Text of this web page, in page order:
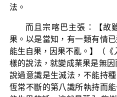
法。
而且宗喀巴主張：【故
果。以是當知，有一類有情
能生自果，因果不亂。】（
樣的說法，就變成業果是無
說過意識是生滅法，不能持
恆常不斷的第八識所執持而